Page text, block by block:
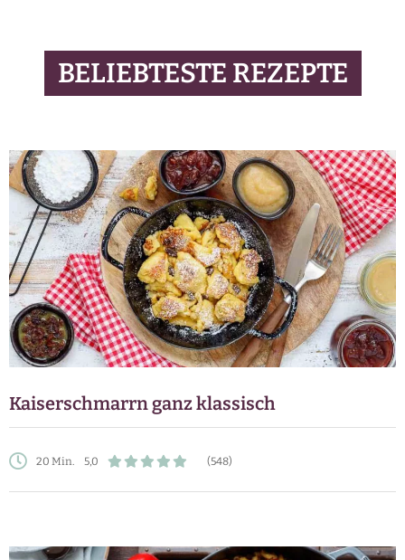
BELIEBTESTE REZEPTE
Kaiserschmarrn ganz klassisch
20 Min. 5,0 (548)